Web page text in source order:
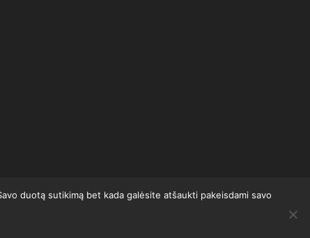
duotą sutikimą bet kada galėsite atšaukti pakeisdami savo